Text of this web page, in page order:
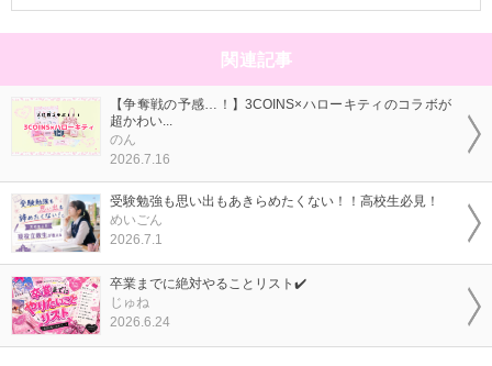
関連記事
【争奪戦の予感…！】3COINS×ハローキティのコラボが
超かわい...
のん
2026.7.16
受験勉強も思い出もあきらめたくない！！高校生必見！
めいごん
2026.7.1
卒業までに絶対やることリスト✔️
じゅね
2026.6.24